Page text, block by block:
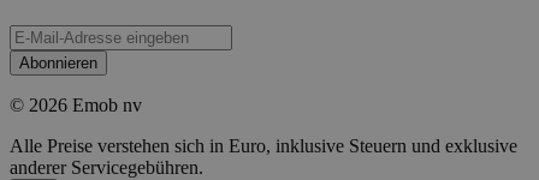
Abonnieren
© 2026 Emob nv
Alle Preise verstehen sich in Euro, inklusive Steuern und exklusive
anderer Servicegebühren.